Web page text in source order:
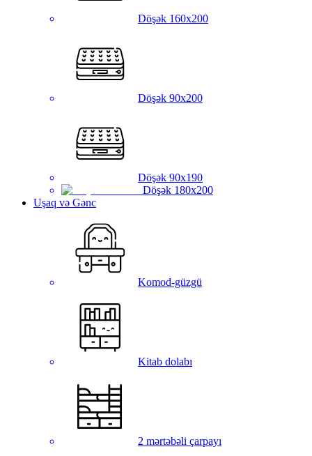
Döşək 160x200
Döşək 90x200
Döşək 90x190
Döşək 180x200
Uşaq və Gənc
Komod-güzgü
Kitab dolabı
2 mərtəbəli çarpayı